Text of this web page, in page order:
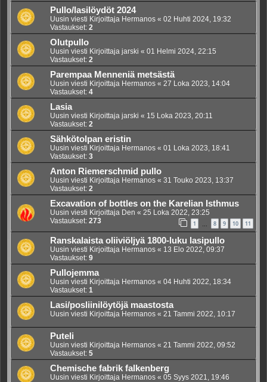
Pullo/lasilöydöt 2024
Uusin viesti Kirjoittaja Hermanos « 02 Huhti 2024, 19:32
Vastaukset: 2
Olutpullo
Uusin viesti Kirjoittaja jarski « 01 Helmi 2024, 22:15
Vastaukset: 2
Parempaa Menneniä metsästä
Uusin viesti Kirjoittaja Hermanos « 27 Loka 2023, 14:04
Vastaukset: 4
Lasia
Uusin viesti Kirjoittaja jarski « 15 Loka 2023, 20:11
Vastaukset: 2
Sähkötolpan eristin
Uusin viesti Kirjoittaja Hermanos « 01 Loka 2023, 18:41
Vastaukset: 3
Anton Riemerschmid pullo
Uusin viesti Kirjoittaja Hermanos « 31 Touko 2023, 13:37
Vastaukset: 2
Excavation of bottles on the Karelian Isthmus
Uusin viesti Kirjoittaja Den « 25 Loka 2022, 23:25
Vastaukset: 273 1 8 9 10 11
Ranskalaista oliiviöljyä 1800-luku lasipullo
Uusin viesti Kirjoittaja Hermanos « 13 Elo 2022, 09:37
Vastaukset: 9
Pullojemma
Uusin viesti Kirjoittaja Hermanos « 04 Huhti 2022, 18:34
Vastaukset: 1
Lasi/posliinilöytöjä maastosta
Uusin viesti Kirjoittaja Hermanos « 21 Tammi 2022, 10:17
Puteli
Uusin viesti Kirjoittaja Hermanos « 21 Tammi 2022, 09:52
Vastaukset: 5
Chemische fabrik falkenberg
Uusin viesti Kirjoittaja Hermanos « 05 Syys 2021, 19:46